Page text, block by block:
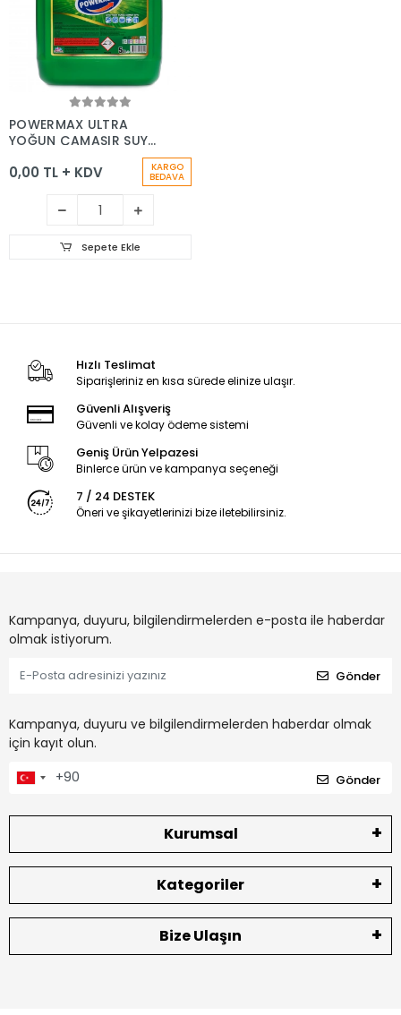
Sepete Ekle
POWERMAX ULTRA
YOĞUN ÇAMAŞIR SUYU
0,00 TL + KDV KARGO
BEDAVA
Sepete Ekle
Hızlı Teslimat
Siparişleriniz en kısa sürede elinize ulaşır.
Güvenli Alışveriş
Güvenli ve kolay ödeme sistemi
Geniş Ürün Yelpazesi
Binlerce ürün ve kampanya seçeneği
7 / 24 DESTEK
Öneri ve şikayetlerinizi bize iletebilirsiniz.
Kampanya, duyuru, bilgilendirmelerden e-posta ile haberdar
olmak istiyorum.
Gönder
Kampanya, duyuru ve bilgilendirmelerden haberdar olmak
için kayıt olun.
Gönder
Kurumsal
Kategoriler
Bize Ulaşın